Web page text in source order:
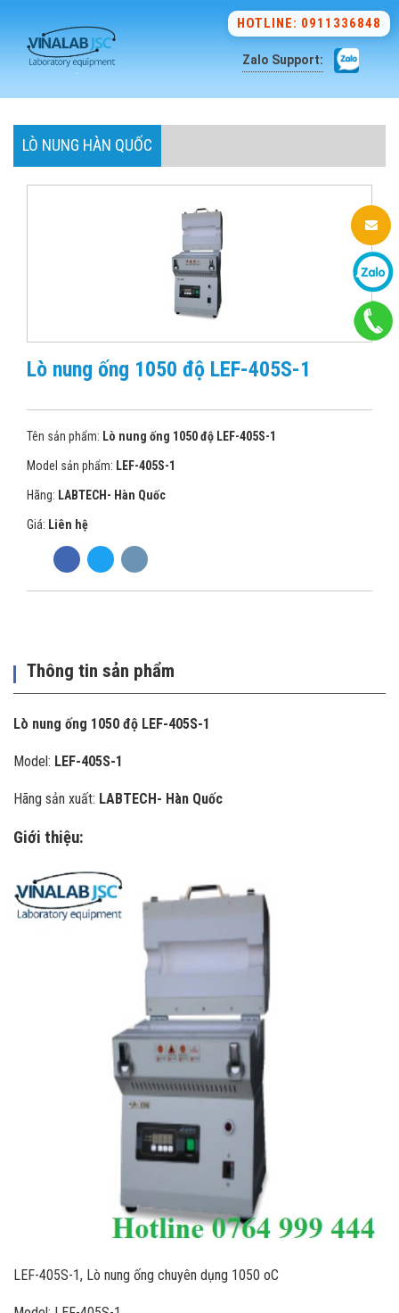
HOTLINE: 0911336848
Zalo Support:
LÒ NUNG HÀN QUỐC
Lò nung ống 1050 độ LEF-405S-1
Tên sản phẩm: Lò nung ống 1050 độ LEF-405S-1
Model sản phẩm: LEF-405S-1
Hãng: LABTECH- Hàn Quốc
Giá: Liên hệ
Thông tin sản phẩm
Lò nung ống 1050 độ LEF-405S-1
Model: LEF-405S-1
Hãng sản xuất: LABTECH- Hàn Quốc
Giới thiệu:
LEF-405S-1, Lò nung ống chuyên dụng 1050 oC